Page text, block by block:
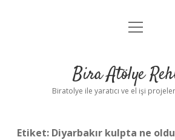
Anasayfa
Yasal Uyarı
menüyü
Bira Atölye
Biratolye ile yaratıcı ve el işi
Etiket: Diyarbakır kulpta ne oldu